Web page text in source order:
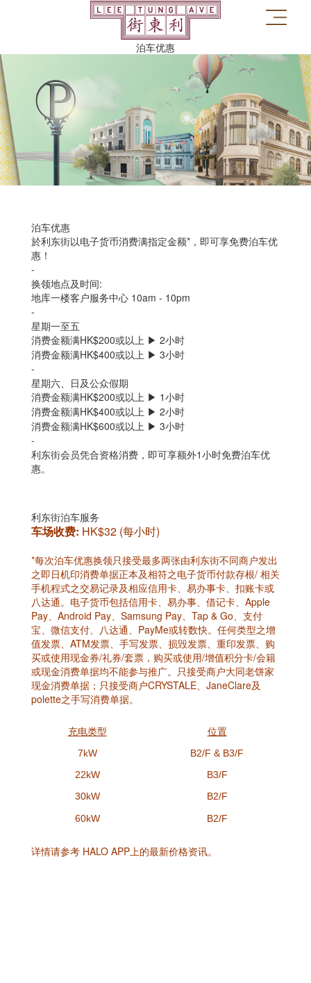
泊车优惠
泊车优惠
於利东街以电子货币消费满指定金额*，即可享免费泊车优
惠！
-
换领地点及时间:
地库一楼客户服务中心 10am - 10pm
-
星期一至五
消费金额满HK$200或以上 ▶ 2小时
消费金额满HK$400或以上 ▶ 3小时
-
星期六、日及公众假期
消费金额满HK$200或以上 ▶ 1小时
消费金额满HK$400或以上 ▶ 2小时
消费金额满HK$600或以上 ▶ 3小时
-
利东街会员凭合资格消费，即可享额外1小时免费泊车优
惠。
利东街泊车服务
车场收费: HK$32 (每小时)
*每次泊车优惠换领只接受最多两张由利东街不同商户发出
之即日机印消费单据正本及相符之电子货币付款存根/ 相关
手机程式之交易记录及相应信用卡、易办事卡、扣账卡或
八达通。电子货币包括信用卡、易办事、借记卡、Apple
Pay、Android Pay、Samsung Pay、Tap & Go、支付
宝、微信支付、八达通、PayMe或转数快。任何类型之增
值发票、ATM发票、手写发票、损毁发票、重印发票、购
买或使用现金券/礼券/套票，购买或使用/增值积分卡/会籍
或现金消费单据均不能参与推广。只接受商户大同老饼家
现金消费单据；只接受商户CRYSTALE、JaneClare及
polette之手写消费单据。
充电类型
位置
7kW
B2/F & B3/F
22kW
B3/F
30kW
B2/F
60kW
B2/F
详情请参考 HALO APP上的最新价格资讯。